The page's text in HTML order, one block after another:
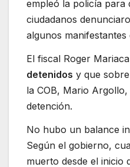
empleó la policía para
ciudadanos
algunos manifestantes
El fiscal Roger
detenidos y que
la COB, Mario
detención.
No hubo un balance
Según el gobierno,
muerto desde el inicio